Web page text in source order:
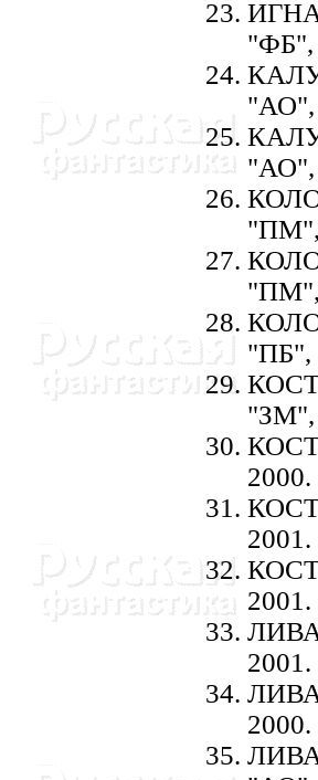
"ФБ",
"АО",
"АО",
"ПМ",
"ПМ",
"ПБ",
"ЗМ",
2000.
2001.
2001.
2001.
2000.